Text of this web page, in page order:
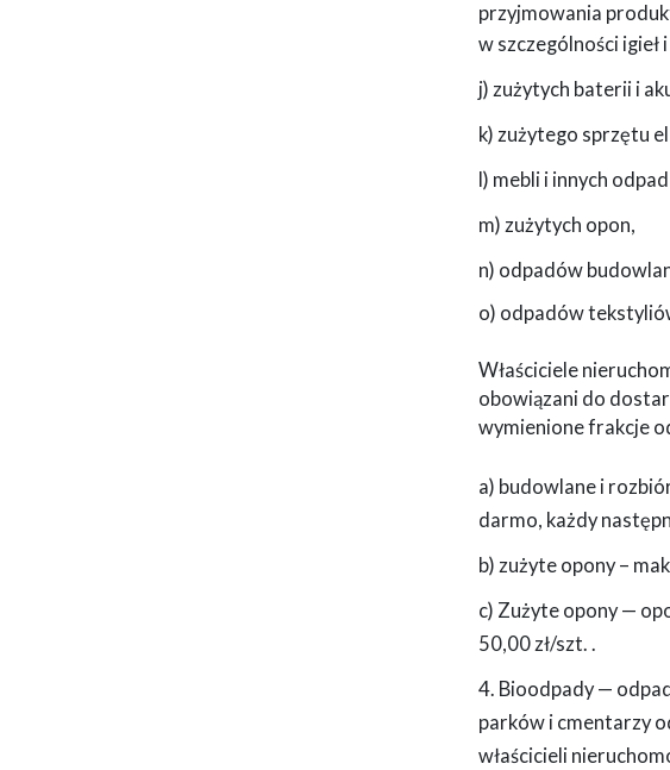
przyjmowania
w szczególności igieł
j) zużytych baterii i
k) zużytego sprzętu
l) mebli i innych
m) zużytych opon,
n) odpadów
o) odpadów
Właściciele
obowiązani do
wymienione frakcje
a) budowlane i
darmo, każdy
b) zużyte opony –
c) Zużyte opony —
50,00 zł/szt. .
4. Bioodpady —
parków i cmentarzy
właścicieli